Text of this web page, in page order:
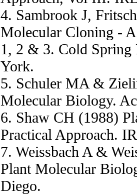
4. Sambrook J,
Molecular Cloning -
1, 2 & 3. Cold Spring
York.
5. Schuler MA &
Molecular Biology.
6. Shaw CH (1988)
Practical Approach.
7. Weissbach A &
Plant Molecular
Diego.